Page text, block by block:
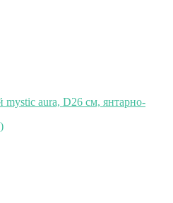
mystic aura, D26 см, янтарно-